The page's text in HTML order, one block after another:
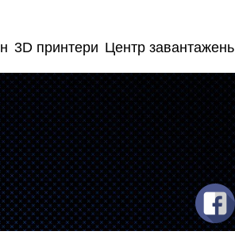
3D принтери Центр завантажень